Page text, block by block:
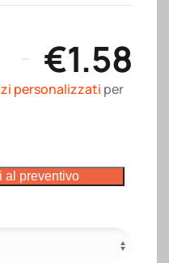
€1.58
personalizzati per
al preventivo